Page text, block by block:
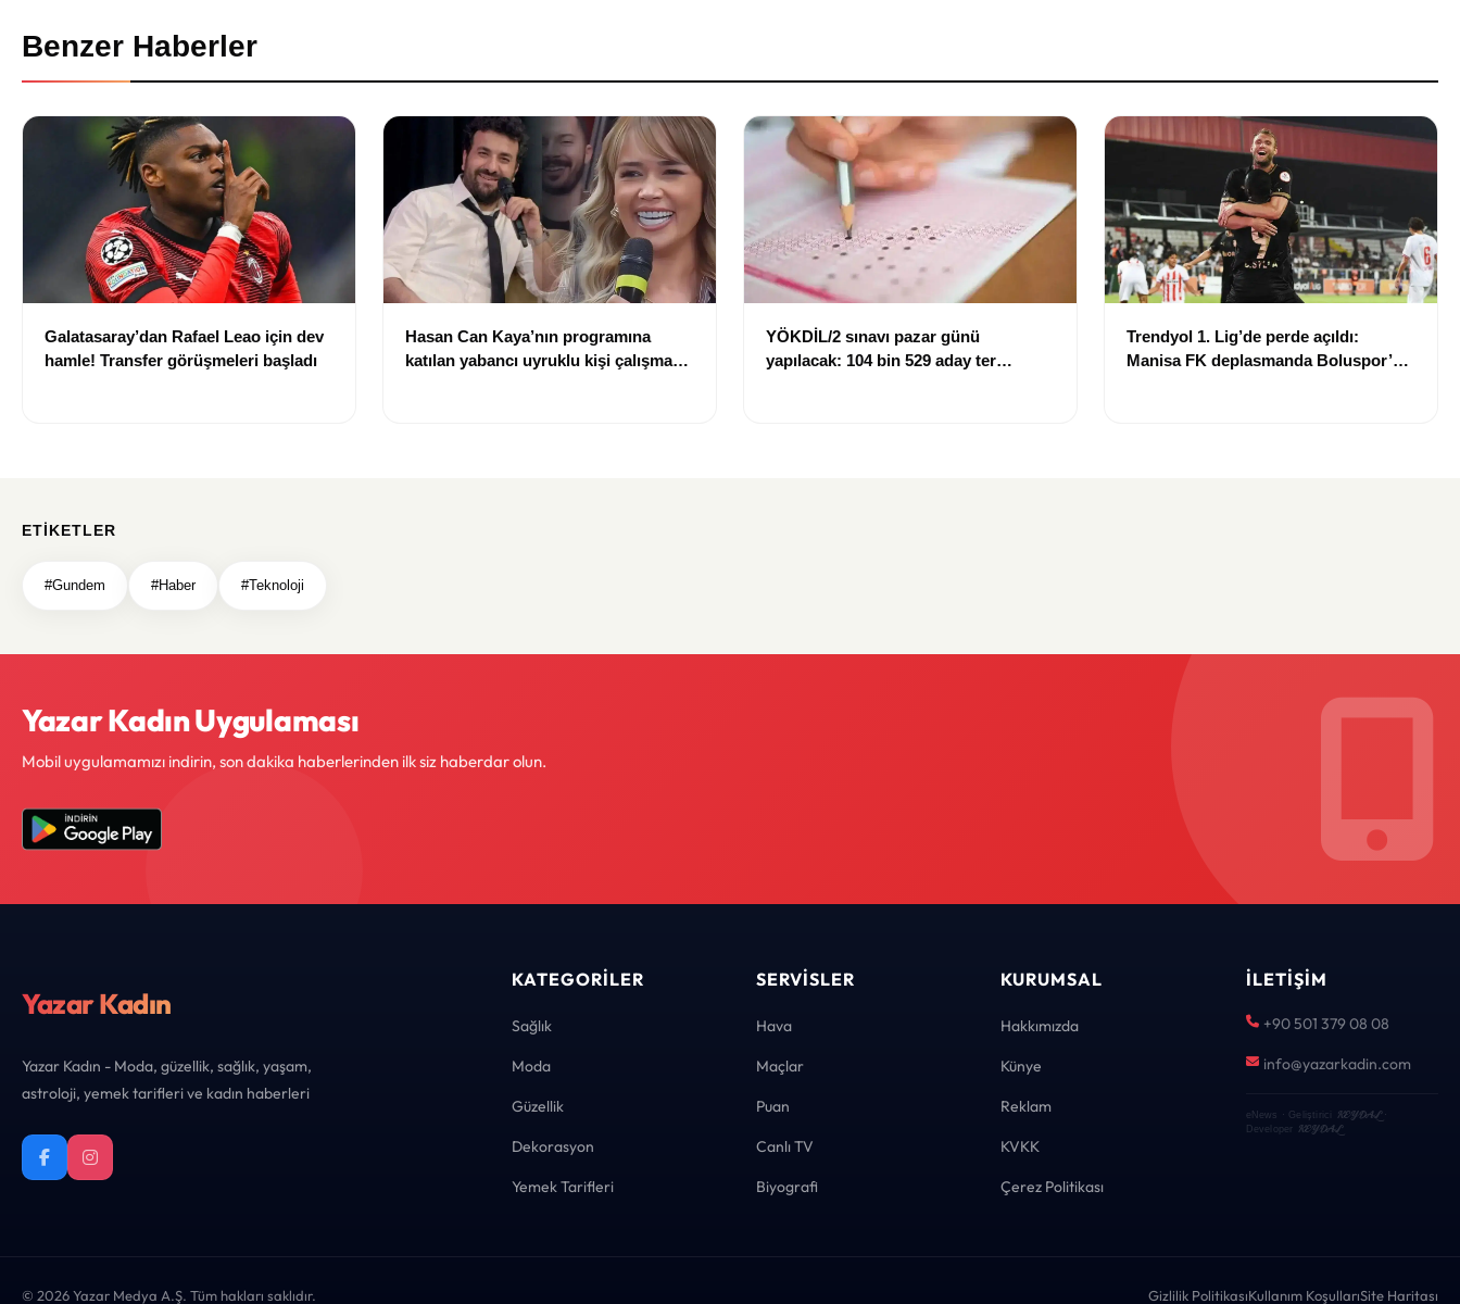
Benzer Haberler
Galatasaray’dan Rafael Leao için dev
hamle! Transfer görüşmeleri başladı
Hasan Can Kaya’nın programına
katılan yabancı uyruklu kişi çalışma
YÖKDİL/2 sınavı pazar günü
yapılacak: 104 bin 529 aday ter
Trendyol 1. Lig’de perde açıldı:
Manisa FK deplasmanda Boluspor’u
ETIKETLER
#Gundem #Haber #Teknoloji
Yazar Kadın Uygulaması
Mobil uygulamamızı indirin, son dakika haberlerinden ilk siz haberdar olun.
Yazar Kadın
Yazar Kadın - Moda, güzellik, sağlık, yaşam,
astroloji, yemek tarifleri ve kadın haberleri
KATEGORILER
Sağlık
Moda
Güzellik
Dekorasyon
Yemek Tarifleri
SERVISLER
Hava
Maçlar
Puan
Canlı TV
Biyografi
KURUMSAL
Hakkımızda
Künye
Reklam
KVKK
Çerez Politikası
İLETIŞIM
+90 501 379 08 08
info@yazarkadin.com
eNews · Geliştirici KEYDAL·
Developer KEYDAL
© 2026 Yazar Medya A.Ş. Tüm hakları saklıdır. Gizlilik PolitikasıKullanım KoşullarıSite Haritası